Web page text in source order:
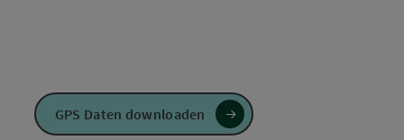
GPS Daten downloaden